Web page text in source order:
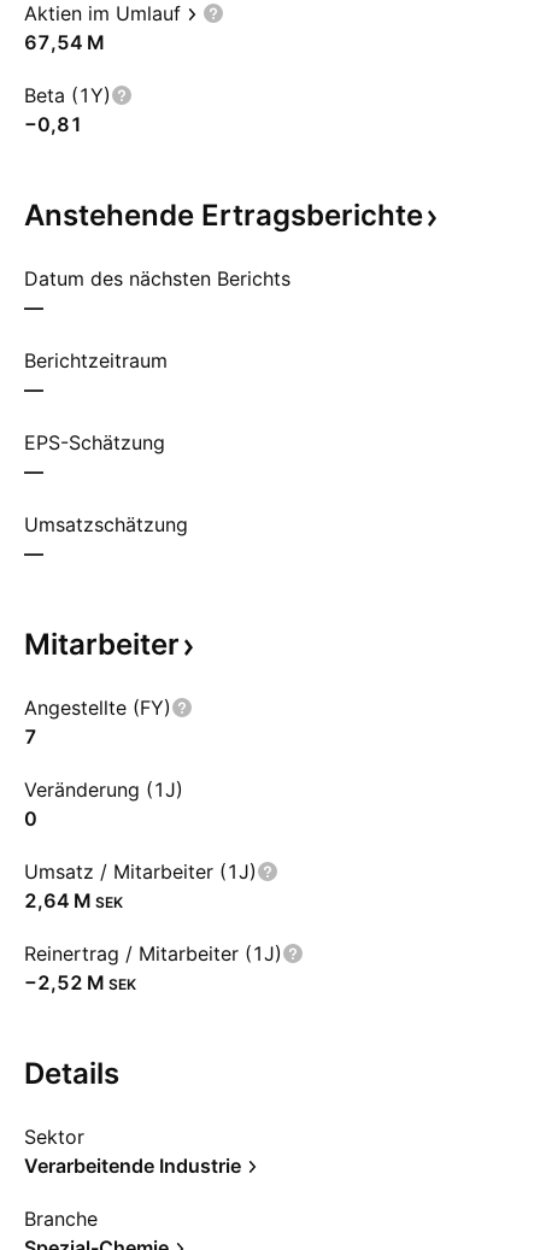
Aktien im Umlauf
‪67,54 M‬
Beta (1Y)
−0,81
Anstehende Ertragsberichte
Datum des nächsten Berichts
—
Berichtzeitraum
—
EPS-Schätzung
—
Umsatzschätzung
—
Mitarbeiter
Angestellte (FY)
7
Veränderung (1J)
0
Umsatz / Mitarbeiter (1J)
‪2,64 M‬ SEK
Reinertrag / Mitarbeiter (1J)
‪−2,52 M‬ SEK
Details
Sektor
Verarbeitende Industrie
Branche